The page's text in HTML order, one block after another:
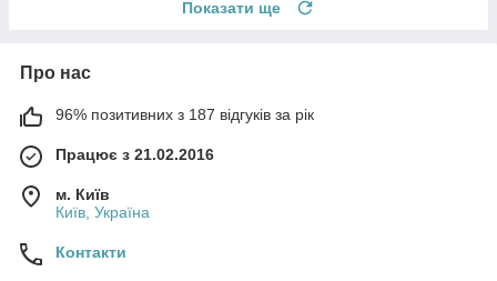
Показати ще
Про нас
96% позитивних з 187 відгуків за рік
Працює з 21.02.2016
м. Київ
Київ, Україна
Контакти